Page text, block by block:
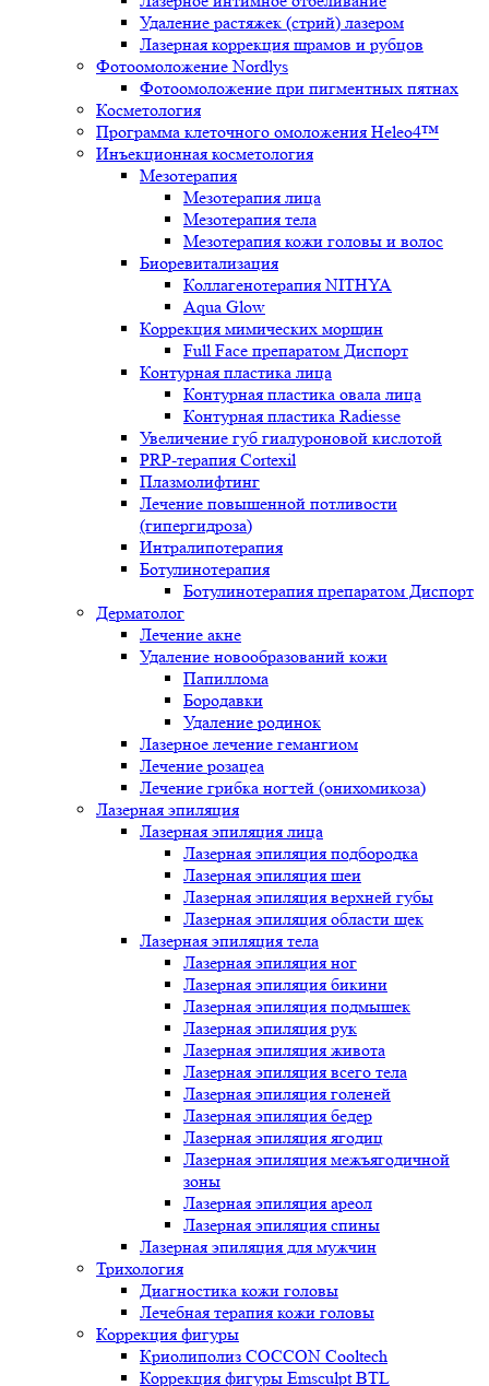
Удаление растяжек (стрий) лазером
Лазерная коррекция шрамов и рубцов
Фотоомоложение Nordlys
Фотоомоложение при пигментных пятнах
Косметология
Программа клеточного омоложения Heleo4™
Инъекционная косметология
Мезотерапия
Мезотерапия лица
Мезотерапия тела
Мезотерапия кожи головы и волос
Биоревитализация
Коллагенотерапия NITHYA
Aqua Glow
Коррекция мимических морщин
Full Face препаратом Диспорт
Контурная пластика лица
Контурная пластика овала лица
Контурная пластика Radiesse
Увеличение губ гиалуроновой кислотой
PRP-терапия Cortexil
Плазмолифтинг
Лечение повышенной потливости
(гипергидроза)
Интралипотерапия
Ботулинотерапия
Ботулинотерапия препаратом Диспорт
Дерматолог
Лечение акне
Удаление новообразований кожи
Папиллома
Бородавки
Удаление родинок
Лазерное лечение гемангиом
Лечение розацеа
Лечение грибка ногтей (онихомикоза)
Лазерная эпиляция
Лазерная эпиляция лица
Лазерная эпиляция подбородка
Лазерная эпиляция шеи
Лазерная эпиляция верхней губы
Лазерная эпиляция области щек
Лазерная эпиляция тела
Лазерная эпиляция ног
Лазерная эпиляция бикини
Лазерная эпиляция подмышек
Лазерная эпиляция рук
Лазерная эпиляция живота
Лазерная эпиляция всего тела
Лазерная эпиляция голеней
Лазерная эпиляция бедер
Лазерная эпиляция ягодиц
Лазерная эпиляция межъягодичной
зоны
Лазерная эпиляция ареол
Лазерная эпиляция спины
Лазерная эпиляция для мужчин
Трихология
Диагностика кожи головы
Лечебная терапия кожи головы
Коррекция фигуры
Криолиполиз COCCON Cooltech
Коррекция фигуры Emsculpt BTL